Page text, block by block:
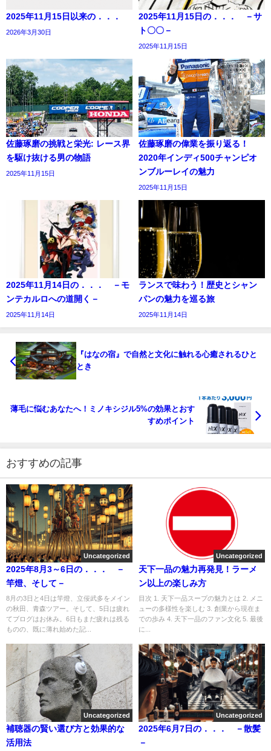
2025年11月15日以来の．．．
2026年3月30日
2025年11月15日の．．． －サ
ト〇〇－
2025年11月15日
佐藤琢磨の挑戦と栄光: レース界
を駆け抜ける男の物語
2025年11月15日
佐藤琢磨の偉業を振り返る！
2020年インディ500チャンピオ
ンブルーレイの魅力
2025年11月15日
2025年11月14日の．．． －モ
ンテカルロへの道開く－
2025年11月14日
ランスで味わう！歴史とシャン
パンの魅力を巡る旅
2025年11月14日
『はなの宿』で自然と文化に触れる心癒されるひと
とき
薄毛に悩むあなたへ！ミノキシジル5%の効果とおす
すめポイント
おすすめの記事
Uncategorized
2025年8月3～6日の．．． －
竿燈、そして－
8月の3日と4日は竿燈、立佞武多をメイン
の秋田、青森ツアー。そして、5日は疲れ
てブログはお休み。6日もまだ疲れは残る
ものの、既に薄れ始めた記...
Uncategorized
天下一品の魅力再発見！ラーメ
ン以上の楽しみ方
目次 1. 天下一品スープの魅力とは 2. メニ
ューの多様性を楽しむ 3. 創業から現在ま
での歩み 4. 天下一品のファン文化 5. 最後
に...
Uncategorized
補聴器の賢い選び方と効果的な
活用法
Uncategorized
2025年6月7日の．．． －散髪
－